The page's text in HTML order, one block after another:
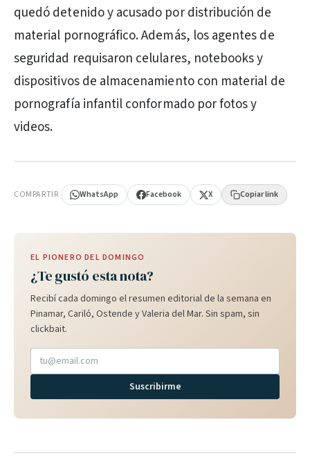
quedó detenido y acusado por distribución de
material pornográfico. Además, los agentes de
seguridad requisaron celulares, notebooks y
dispositivos de almacenamiento con material de
pornografía infantil conformado por fotos y
videos.
COMPARTIR WhatsApp Facebook X Copiar link
EL PIONERO DEL DOMINGO
¿Te gustó esta nota?
Recibí cada domingo el resumen editorial de la semana en
Pinamar, Cariló, Ostende y Valeria del Mar. Sin spam, sin
clickbait.
Suscribirme